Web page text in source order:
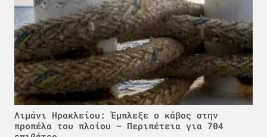
Λιμάνι Ηρακλείου: Έμπλεξε ο κάβος στην
προπέλα του πλοίου – Περιπέτεια για 704